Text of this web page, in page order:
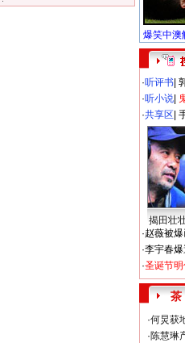
·听评书
·听小说
·共享区
揭田壮
·赵薇被
·李宇春
·圣诞节
茶
·何炅获
·陈慧琳